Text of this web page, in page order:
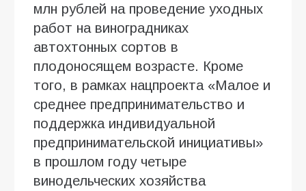
млн рублей на проведение уходных
работ на виноградниках
автохтонных сортов в
плодоносящем возрасте. Кроме
того, в рамках нацпроекта «Малое и
среднее предпринимательство и
поддержка индивидуальной
предпринимательской инициативы»
в прошлом году четыре
винодельческих хозяйства